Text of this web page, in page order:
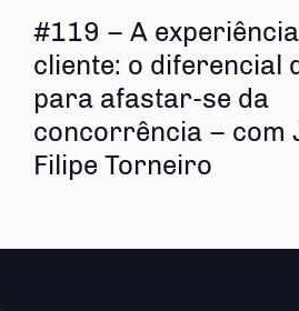
#119 – A
cliente: o diferencial
para afastar-se da
concorrência – com
Filipe Torneiro